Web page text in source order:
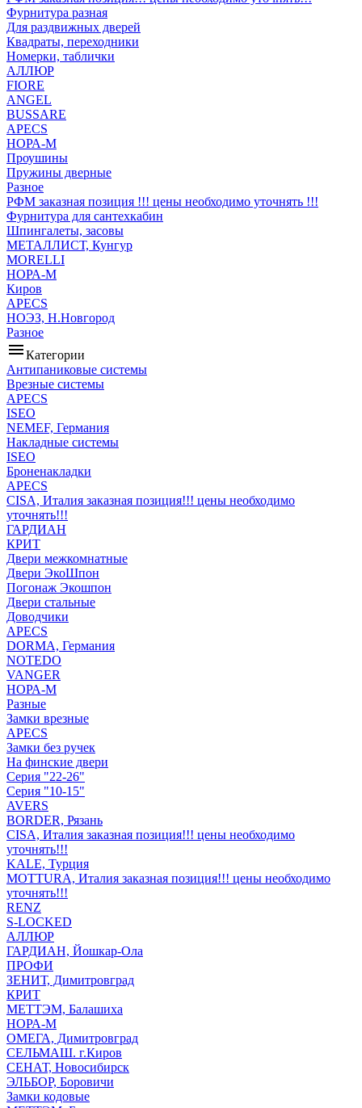
Фурнитура разная
Для раздвижных дверей
Квадраты, переходники
Номерки, таблички
АЛЛЮР
FIORE
ANGEL
BUSSARE
APECS
НОРА-М
Проушины
Пружины дверные
Разное
РФМ заказная позиция !!! цены необходимо уточнять !!!
Фурнитура для сантехкабин
Шпингалеты, засовы
МЕТАЛЛИСТ, Кунгур
MORELLI
НОРА-М
Киров
APECS
НОЭЗ, Н.Новгород
Разное
menuКатегории
Антипаниковые системы
Врезные системы
APECS
ISEO
NEMEF, Германия
Накладные системы
ISEO
Броненакладки
APECS
CISA, Италия заказная позиция!!! цены необходимо
уточнять!!!
ГАРДИАН
КРИТ
Двери межкомнатные
Двери ЭкоШпон
Погонаж Экошпон
Двери стальные
Доводчики
APECS
DORMA, Германия
NOTEDO
VANGER
НОРА-М
Разные
Замки врезные
APECS
Замки без ручек
На финские двери
Серия "22-26"
Серия "10-15"
AVERS
BORDER, Рязань
CISA, Италия заказная позиция!!! цены необходимо
уточнять!!!
KALE, Турция
MOTTURA, Италия заказная позиция!!! цены необходимо
уточнять!!!
RENZ
S-LOCKED
АЛЛЮР
ГАРДИАН, Йошкар-Ола
ПРОФИ
ЗЕНИТ, Димитровград
КРИТ
МЕТТЭМ, Балашиха
НОРА-М
ОМЕГА, Димитровград
СЕЛЬМАШ. г.Киров
СЕНАТ, Новосибирск
ЭЛЬБОР, Боровичи
Замки кодовые